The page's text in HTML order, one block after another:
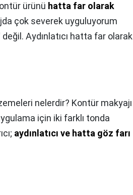
ürünü hatta far olarak
çok severek uyguluyorum
Aydınlatıcı hatta far olarak
nelerdir? Kontür makyajı
için iki farklı tonda
aydınlatıcı ve hatta göz farı